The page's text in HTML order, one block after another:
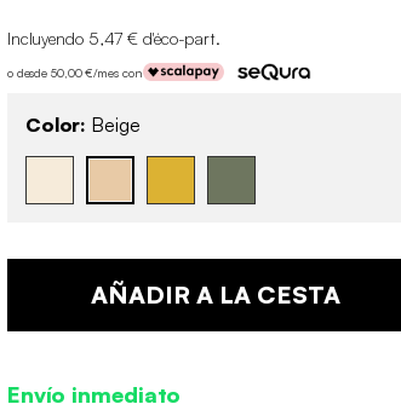
Incluyendo 5,47 € d'éco-part.
o desde 50,00 €/mes con
Color: Beige
AÑADIR A LA CESTA
Envío inmediato